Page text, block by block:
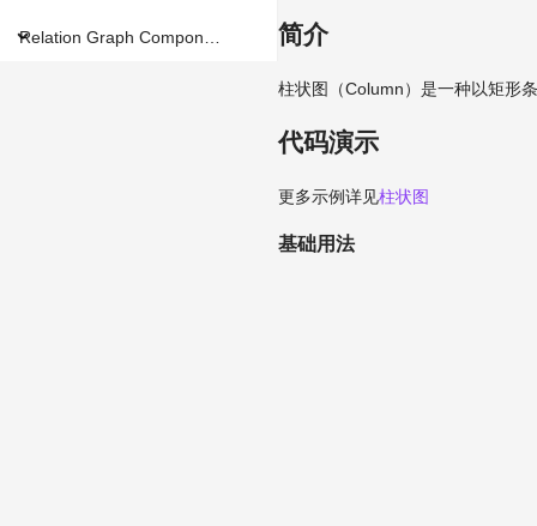
简介
柱状图（Column）是一种以矩形
代码演示
更多示例详见柱状图
基础用法